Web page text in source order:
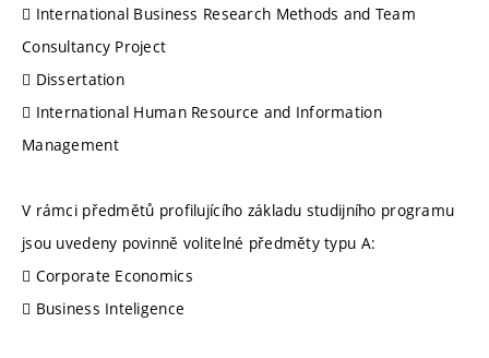
 International Business Research Methods and Team
Consultancy Project
 Dissertation
 International Human Resource and Information
Management
V rámci předmětů profilujícího základu studijního programu
jsou uvedeny povinně volitelné předměty typu A:
 Corporate Economics
 Business Inteligence